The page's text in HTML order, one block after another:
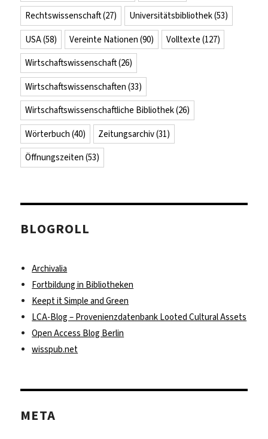
Rechtswissenschaft(27) Universitätsbibliothek(53)
USA(58) Vereinte Nationen (90) Volltexte (127)
Wirtschaftswissenschaft(26)
Wirtschaftswissenschaften (33)
Wirtschaftswissenschaftliche Bibliothek(26)
Wörterbuch (40) Zeitungsarchiv(31)
Öffnungszeiten (53)
BLOGROLL
Archivalia
Fortbildung in Bibliotheken
Keept it Simple and Green
LCA-Blog – Provenienzdatenbank Looted Cultural Assets
Open Access Blog Berlin
wisspub.net
META